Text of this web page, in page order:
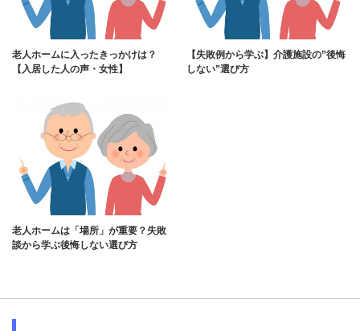
老人ホームに入ったきっかけは？
【入居した人の声・女性】
【失敗例から学ぶ】介護施設の”後悔
しない”選び方
老人ホームは「場所」が重要？失敗
談から学ぶ後悔しない選び方